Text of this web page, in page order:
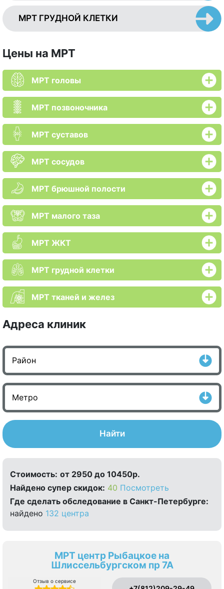
МРТ ГРУДНОЙ КЛЕТКИ
Цены на МРТ
МРТ головы
МРТ позвоночника
МРТ суставов
МРТ сосудов
МРТ брюшной полости
МРТ малого таза
МРТ ЖКТ
МРТ грудной клетки
МРТ тканей и желез
Адреса клиник
Найти
Стоимость: от 2950 до 10450р.
Найдено cупер скидок: 40 Посмотреть
Где сделать обследование в Санкт-Петербурге:
найдено 132 центра
МРТ центр Рыбацкое на
Шлиссельбургском пр 7А
Отзыв о сервисе